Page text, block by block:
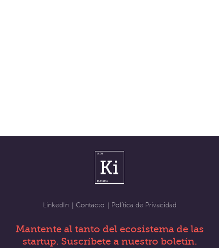
LinkedIn Contacto Política de Privacidad
Mantente al tanto del ecosistema de las
startup. Suscríbete a nuestro boletín.